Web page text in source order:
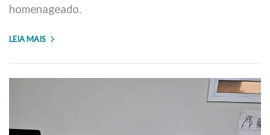
homenageado.
LEIA MAIS